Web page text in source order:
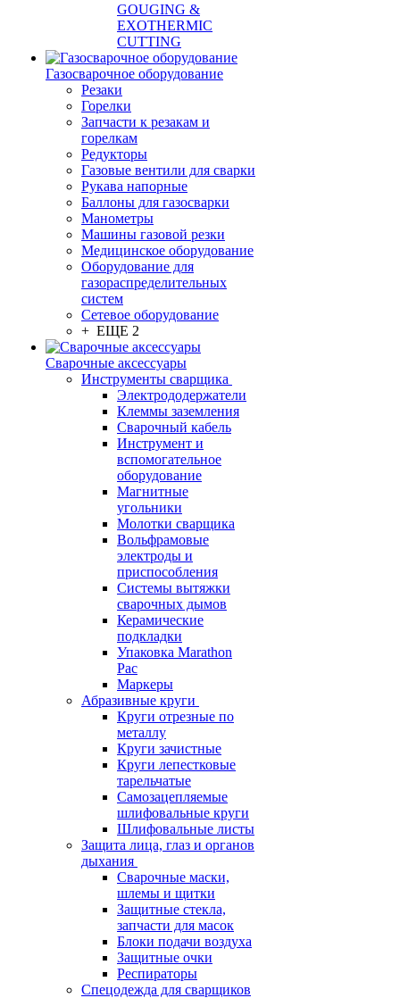
GOUGING &
EXOTHERMIC
CUTTING
Газосварочное оборудование
Резаки
Горелки
Запчасти к резакам и
горелкам
Редукторы
Газовые вентили для сварки
Рукава напорные
Баллоны для газосварки
Манометры
Машины газовой резки
Медицинское оборудование
Оборудование для
газораспределительных
систем
Сетевое оборудование
+ ЕЩЕ 2
Сварочные аксессуары
Инструменты сварщика
Электрододержатели
Клеммы заземления
Сварочный кабель
Инструмент и
вспомогательное
оборудование
Магнитные
угольники
Молотки сварщика
Вольфрамовые
электроды и
приспособления
Системы вытяжки
сварочных дымов
Керамические
подкладки
Упаковка Marathon
Pac
Маркеры
Абразивные круги
Круги отрезные по
металлу
Круги зачистные
Круги лепестковые
тарельчатые
Самозацепляемые
шлифовальные круги
Шлифовальные листы
Защита лица, глаз и органов
дыхания
Сварочные маски,
шлемы и щитки
Защитные стекла,
запчасти для масок
Блоки подачи воздуха
Защитные очки
Респираторы
Спецодежда для сварщиков